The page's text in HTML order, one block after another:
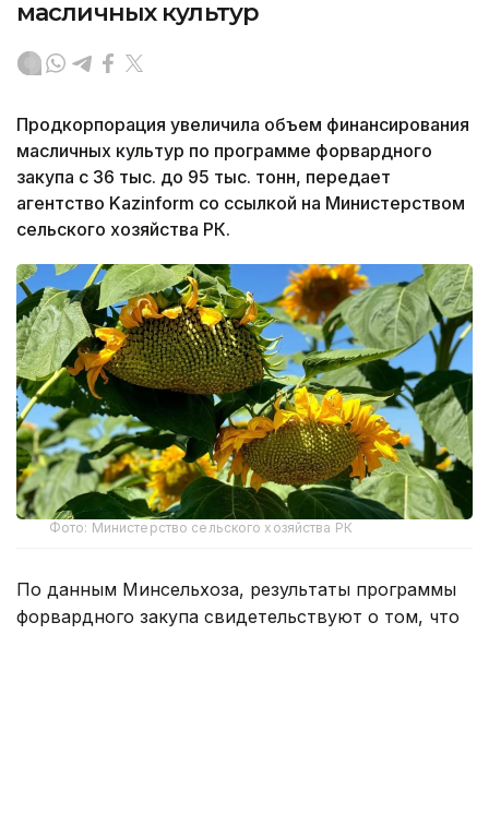
масличных культур
Продкорпорация увеличила объем финансирования
масличных культур по программе форвардного
закупа с 36 тыс. до 95 тыс. тонн, передает
агентство Kazinform со ссылкой на Министерством
сельского хозяйства РК.
Фото: Министерство сельского хозяйства РК
По данным Минсельхоза, результаты программы
форвардного закупа свидетельствуют о том, что